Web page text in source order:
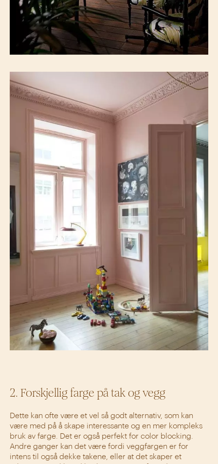
2. Forskjellig farge på tak og vegg
Dette kan ofte være et vel så godt alternativ, som kan
være med på å skape interessante og en mer kompleks
bruk av farge. Det er også perfekt for color blocking.
Andre ganger kan det være fordi veggfargen er for
intens til også dekke takene, eller at det skaper et